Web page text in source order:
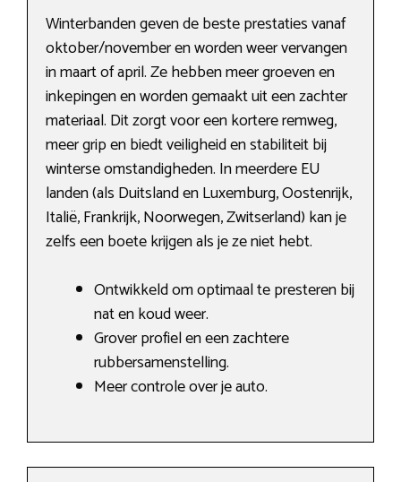
Winterbanden geven de beste prestaties vanaf
oktober/november en worden weer vervangen
in maart of april. Ze hebben meer groeven en
inkepingen en worden gemaakt uit een zachter
materiaal. Dit zorgt voor een kortere remweg,
meer grip en biedt veiligheid en stabiliteit bij
winterse omstandigheden. In meerdere EU
landen (als Duitsland en Luxemburg, Oostenrijk,
Italië, Frankrijk, Noorwegen, Zwitserland) kan je
zelfs een boete krijgen als je ze niet hebt.
Ontwikkeld om optimaal te presteren bij
nat en koud weer.
Grover profiel en een zachtere
rubbersamenstelling.
Meer controle over je auto.